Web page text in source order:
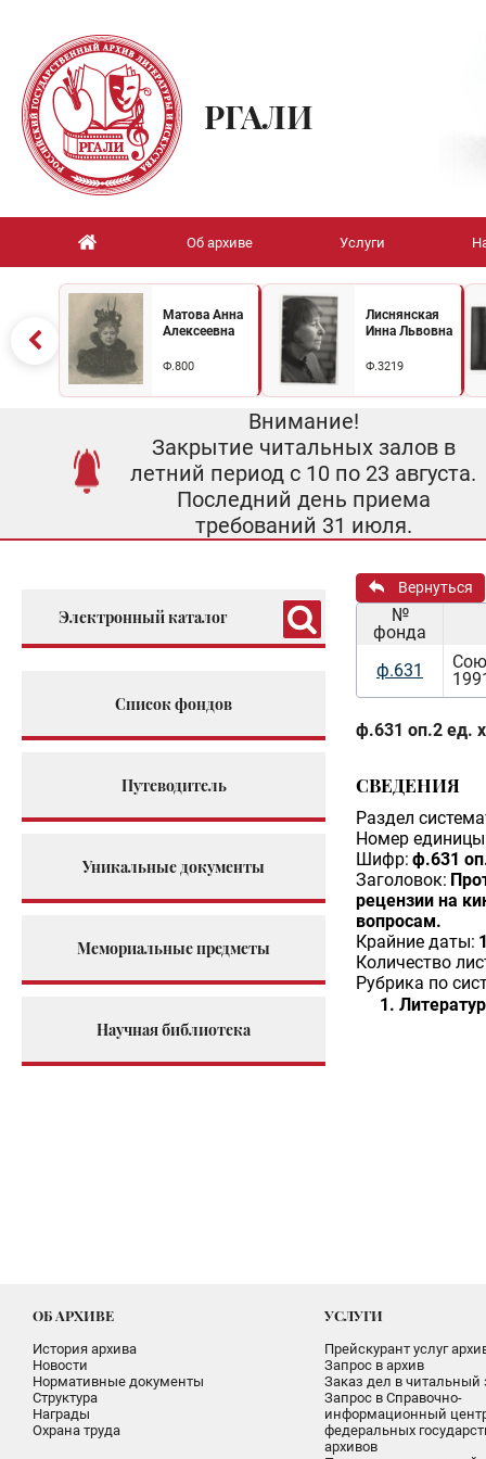
РГАЛИ
Об архиве Услуги
Матова Анна
Алексеевна
Ф.800
Лиснянская
Инна Львовна
Ф.3219
Внимание!
Закрытие читальных залов в
летний период с 10 по 23 августа.
Последний день приема
требований 31 июля.
Электронный каталог
Список фондов
Путеводитель
Уникальные документы
Мемориальные предметы
Научная библиотека
Вернуться
№
фонда
ф.631
ф.631 оп.2 ед.
СВЕДЕНИЯ
Раздел
Номер единицы
Шифр: ф.631
Заголовок:
рецензии на
вопросам.
Крайние даты:
Количество
Рубрика по
ОБ АРХИВЕ
История архива
Новости
Нормативные документы
Структура
Награды
Охрана труда
УСЛУГИ
Прейскурант услуг
Запрос в архив
Заказ дел в читальный
Запрос в Справочно-
информационный
федеральных
архивов